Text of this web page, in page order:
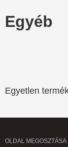
Egyéb
Egyetlen
OLDAL MEGOSZTÁSA